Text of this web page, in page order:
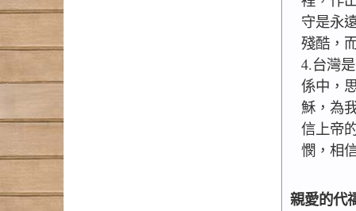
守是永
殘酷，
4.台灣
係中，
穌，為
信上帝
憫，相
親愛的代